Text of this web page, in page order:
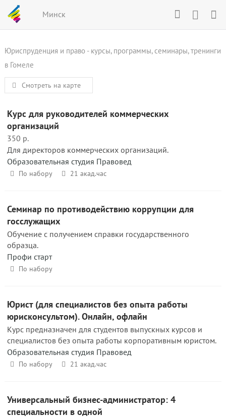
Минск
Юриспруденция и право - курсы, программы, семинары, тренинги
в Гомеле
Смотреть на карте
Курс для руководителей коммерческих
организаций
350 р.
Для директоров коммерческих организаций.
Образовательная студия Правовед
По набору 21 акад.час
Семинар по противодействию коррупции для
госслужащих
Обучение с получением справки государственного
образца.
Профи старт
По набору
Юрист (для специалистов без опыта работы
юрисконсультом). Онлайн, офлайн
Курс предназначен для студентов выпускных курсов и
специалистов без опыта работы корпоративным юристом.
Образовательная студия Правовед
По набору 21 акад.час
Универсальный бизнес-администратор: 4
специальности в одной